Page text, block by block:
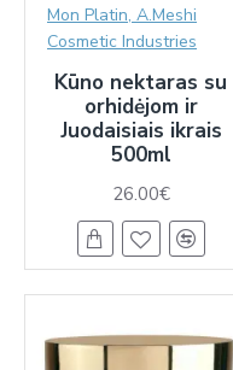
Mon Platin, A.Meshi
Cosmetic Industries
Kūno nektaras su
orhidėjom ir
Juodaisiais ikrais
500ml
26.00€